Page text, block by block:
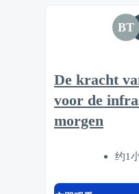
BT
De kracht
voor de
morgen
约1